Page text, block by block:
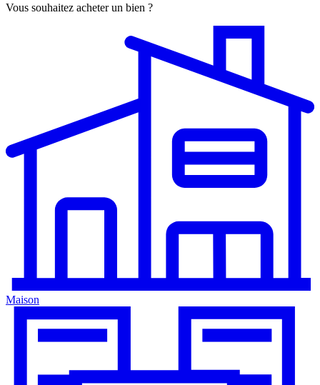
Vous souhaitez acheter un bien ?
Maison